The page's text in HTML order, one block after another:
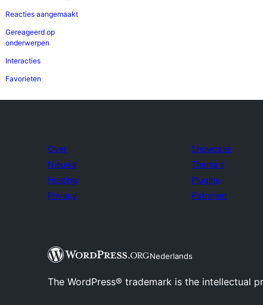
Reacties aangemaakt
Gereageerd op
onderwerpen
Interacties
Favorieten
Over
Nieuws
Hosting
Privacy
Showcase
Thema's
Plugins
Patronen
Nederlands
The WordPress® trademark is the intellectual